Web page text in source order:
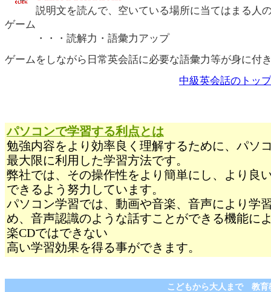
説明文を読んで、空いている場所に当てはまる人の
ゲーム
・・・読解力・語彙力アップ
ゲームをしながら日常英会話に必要な語彙力等が身に付
中級英会話のトッ
パソコンで学習する利点とは
勉強内容をより効率良く理解するために、パソ
最大限に利用した学習方法です。
弊社では、その操作性をより簡単にし、より良
できるよう努力しています。
パソコン学習では、動画や音楽、音声により学
め、音声認識のような話すことができる機能に
楽CDではできない
高い学習効果を得る事ができます。
こどもから大人まで 教育